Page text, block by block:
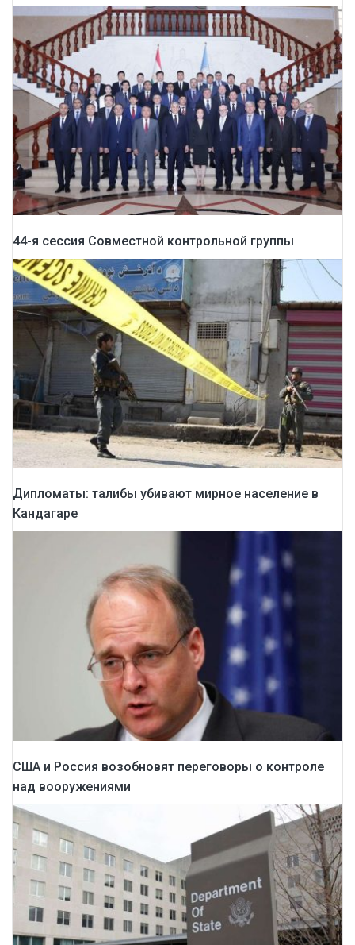
44-я сессия Совместной контрольной группы
Дипломаты: талибы убивают мирное население в
Кандагаре
США и Россия возобновят переговоры о контроле
над вооружениями